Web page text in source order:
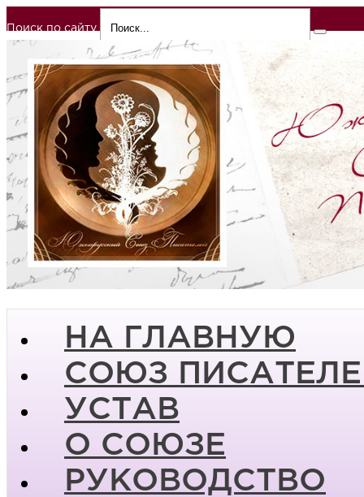
Поиск по сайту
НА ГЛАВНУЮ
СОЮЗ
УСТАВ
О СОЮЗЕ
РУКОВОДСТВО